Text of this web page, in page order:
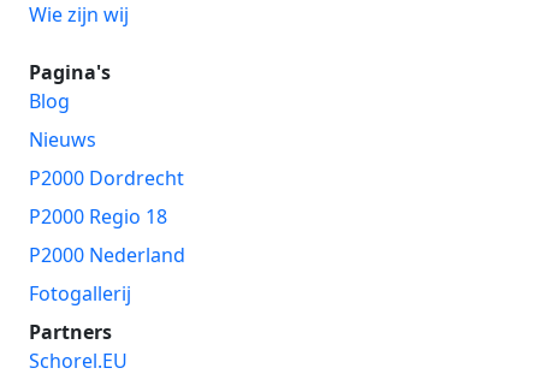
Wie zijn wij
Pagina's
Blog
Nieuws
P2000 Dordrecht
P2000 Regio 18
P2000 Nederland
Fotogallerij
Partners
Schorel.EU